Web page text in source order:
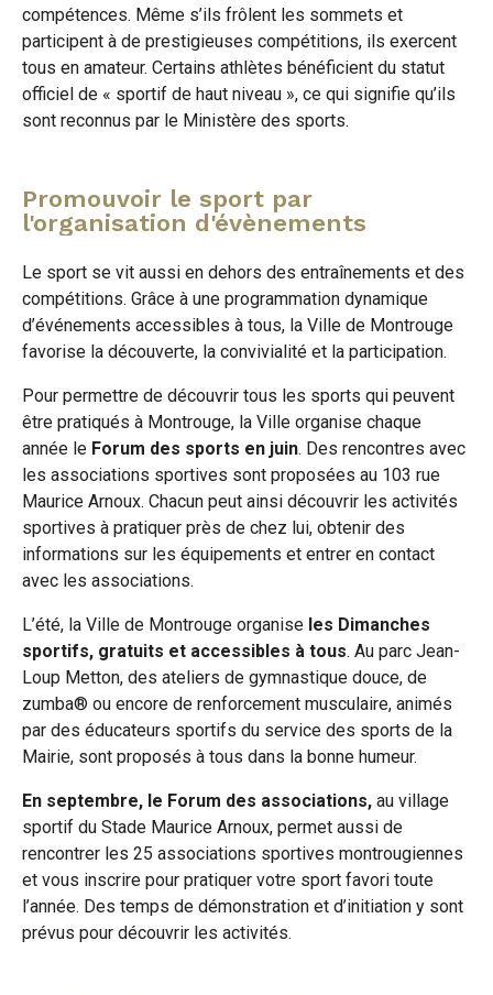
compétences. Même s’ils frôlent les sommets et
participent à de prestigieuses compétitions, ils exercent
tous en amateur. Certains athlètes bénéficient du statut
officiel de « sportif de haut niveau », ce qui signifie qu’ils
sont reconnus par le Ministère des sports.
Promouvoir le sport par
l'organisation d'évènements
Le sport se vit aussi en dehors des entraînements et des
compétitions. Grâce à une programmation dynamique
d’événements accessibles à tous, la Ville de Montrouge
favorise la découverte, la convivialité et la participation.
Pour permettre de découvrir tous les sports qui peuvent
être pratiqués à Montrouge, la Ville organise chaque
année le Forum des sports en juin. Des rencontres avec
les associations sportives sont proposées au 103 rue
Maurice Arnoux. Chacun peut ainsi découvrir les activités
sportives à pratiquer près de chez lui, obtenir des
informations sur les équipements et entrer en contact
avec les associations.
L’été, la Ville de Montrouge organise les Dimanches
sportifs, gratuits et accessibles à tous. Au parc Jean-
Loup Metton, des ateliers de gymnastique douce, de
zumba® ou encore de renforcement musculaire, animés
par des éducateurs sportifs du service des sports de la
Mairie, sont proposés à tous dans la bonne humeur.
En septembre, le Forum des associations, au village
sportif du Stade Maurice Arnoux, permet aussi de
rencontrer les 25 associations sportives montrougiennes
et vous inscrire pour pratiquer votre sport favori toute
l’année. Des temps de démonstration et d’initiation y sont
prévus pour découvrir les activités.